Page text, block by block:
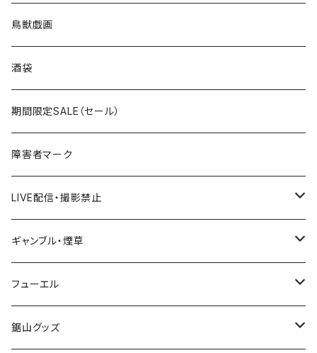
国道600～699号線
国道700～799号線
ROUTE100～199号線
ROUTE600～699号線
ROUTE700～799号線
ROUTE 0～99号線
ROUTE 100～199号線
ROUTE 600～699号線
ROUTE 700～799号線
キャップ
ROUTE 0～99号線
ROUTE 100～199号線
ROUTE 600～699号線
ROUTE 700～799号線
青森県
岩手県
宮城県
秋田県
Tシャツ
ステッカー
山形県
福島県
茨城県
栃木県
ステッカー
鳥獣戯画
酒袋
期間限定SALE（セール）
障害者マーク
LIVE配信・撮影禁止
LIVE配信禁止
撮影禁止
ギャンブル・煙草
ホテルキーホルダー
たばこ・禁煙ステッカー
フューエル
ステッカー
鋸山グッズ